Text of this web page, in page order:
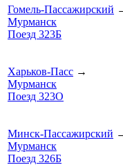
Гомель-Пассажирский
Мурманск
Поезд 323Б
Харьков-Пасс →
Мурманск
Поезд 323О
Минск-Пассажирский
Мурманск
Поезд 326Б